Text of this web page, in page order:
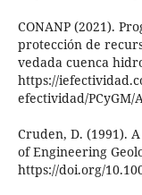
CONANP (2021).
protección de
vedada cuenca
https://
efectividad/PCyGM/
Cruden, D. (1991).
of Engineering
https://doi.org/